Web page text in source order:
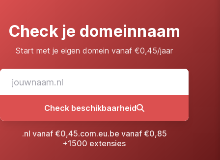
Check je domeinnaam
Start met je eigen domein vanaf €0,45/jaar
Check beschikbaarheid
.nl vanaf €0,45.com.eu.be vanaf €0,85
+1500 extensies